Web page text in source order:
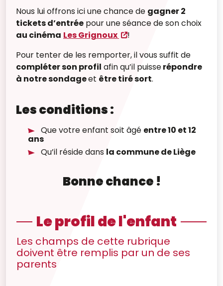
Nous lui offrons ici une chance de gagner 2
tickets d’entrée pour une séance de son choix
au cinéma Les Grignoux
!
Pour tenter de les remporter, il vous suffit de
compléter son profil afin qu’il puisserépondre
à notre sondageet être tiré sort.
Les conditions :
Que votre enfant soit âgé entre 10 et 12
ans
Qu’il réside dans la commune de Liège
Bonne chance !
Le profil de l'enfant
Les champs de cette rubrique
doivent être remplis par un de ses
parents